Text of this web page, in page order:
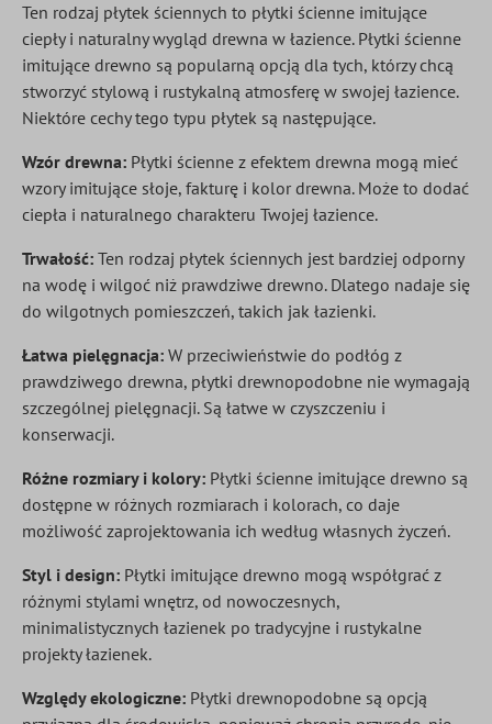
Ten rodzaj płytek ściennych to płytki ścienne imitujące
ciepły i naturalny wygląd drewna w łazience. Płytki ścienne
imitujące drewno są popularną opcją dla tych, którzy chcą
stworzyć stylową i rustykalną atmosferę w swojej łazience.
Niektóre cechy tego typu płytek są następujące.
Wzór drewna: Płytki ścienne z efektem drewna mogą mieć
wzory imitujące słoje, fakturę i kolor drewna. Może to dodać
ciepła i naturalnego charakteru Twojej łazience.
Trwałość: Ten rodzaj płytek ściennych jest bardziej odporny
na wodę i wilgoć niż prawdziwe drewno. Dlatego nadaje się
do wilgotnych pomieszczeń, takich jak łazienki.
Łatwa pielęgnacja: W przeciwieństwie do podłóg z
prawdziwego drewna, płytki drewnopodobne nie wymagają
szczególnej pielęgnacji. Są łatwe w czyszczeniu i
konserwacji.
Różne rozmiary i kolory: Płytki ścienne imitujące drewno są
dostępne w różnych rozmiarach i kolorach, co daje
możliwość zaprojektowania ich według własnych życzeń.
Styl i design: Płytki imitujące drewno mogą współgrać z
różnymi stylami wnętrz, od nowoczesnych,
minimalistycznych łazienek po tradycyjne i rustykalne
projekty łazienek.
Względy ekologiczne: Płytki drewnopodobne są opcją